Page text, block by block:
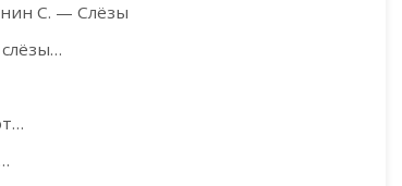
С. — Слёзы